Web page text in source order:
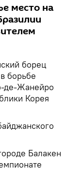
место на
борец
борьбе
де-Жанейро
Корея
Балакен